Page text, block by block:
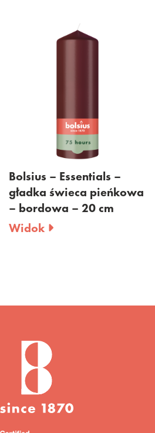
Bolsius – Essentials –
gładka świeca pieńkowa
– bordowa – 20 cm
Widok